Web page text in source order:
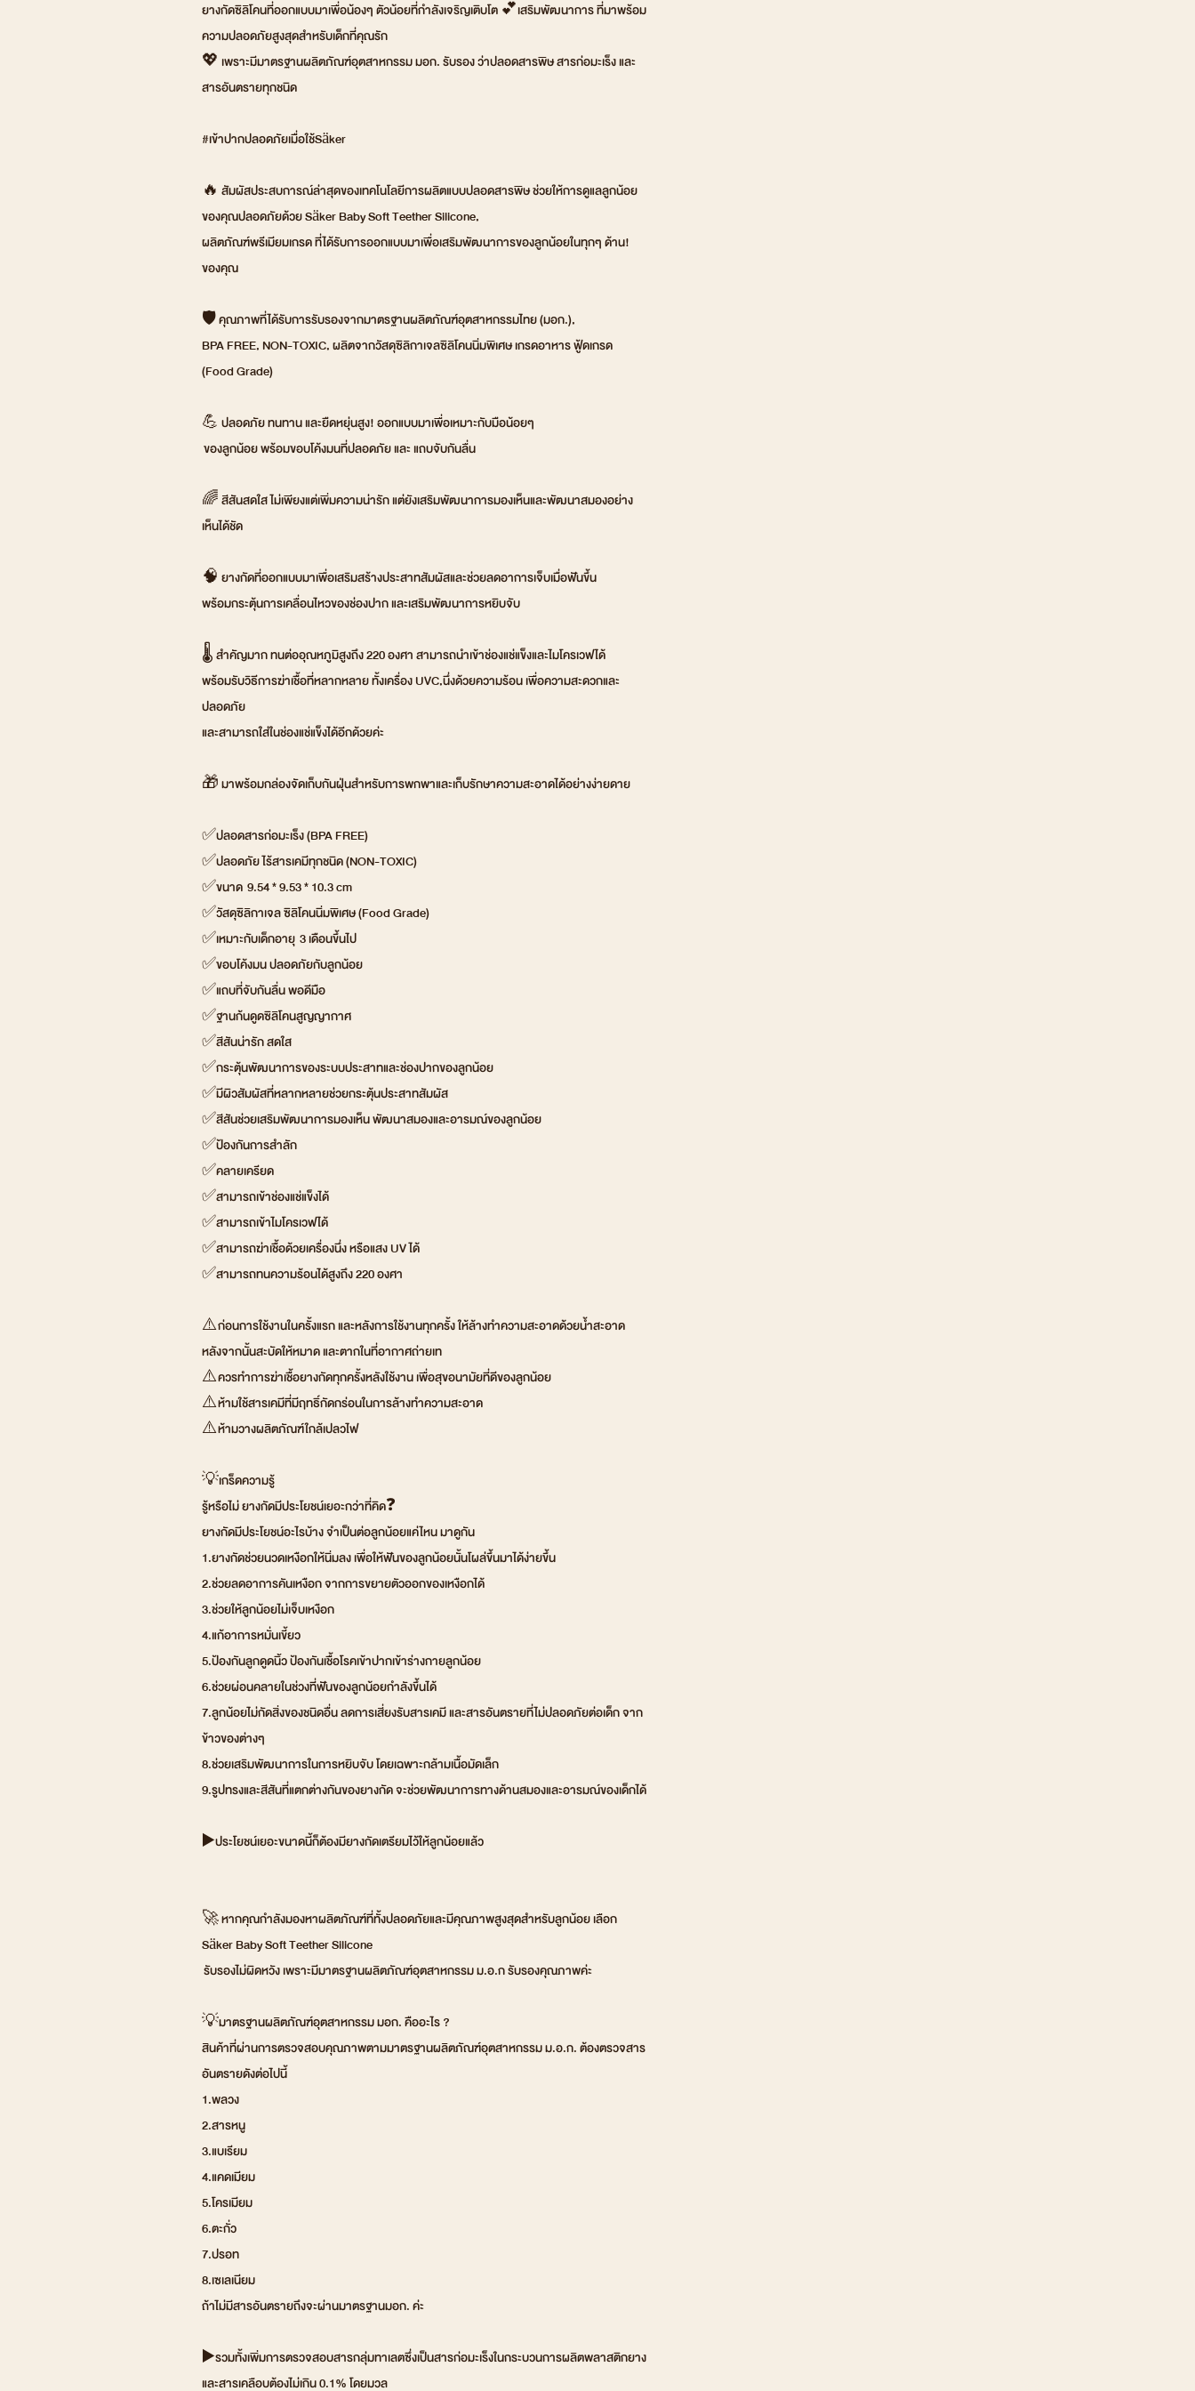
ยางกัดซิลิโคนที่ออกแบบมาเพื่อน้องๆ ตัวน้อยที่กำลังเจริญเติบโต 💕เสริมพัฒนาการ ที่มาพร้อม
ความปลอดภัยสูงสุดสำหรับเด็กที่คุณรัก
💖 เพราะมีมาตรฐานผลิตภัณฑ์อุตสาหกรรม มอก. รับรอง ว่าปลอดสารพิษ สารก่อมะเร็ง และ
สารอันตรายทุกชนิด
#เข้าปากปลอดภัยเมื่อใช้Säker
🔥 สัมผัสประสบการณ์ล่าสุดของเทคโนโลยีการผลิตแบบปลอดสารพิษ ช่วยให้การดูแลลูกน้อย
ของคุณปลอดภัยด้วย Säker Baby Soft Teether Silicone,
ผลิตภัณฑ์พรีเมียมเกรด ที่ได้รับการออกแบบมาเพื่อเสริมพัฒนาการของลูกน้อยในทุกๆ ด้าน!
ของคุณ
🛡️ คุณภาพที่ได้รับการรับรองจากมาตรฐานผลิตภัณฑ์อุตสาหกรรมไทย (มอก.),
BPA FREE, NON-TOXIC, ผลิตจากวัสดุซิลิกาเจลซิลิโคนนิ่มพิเศษ เกรดอาหาร ฟู้ดเกรด
(Food Grade)
💪 ปลอดภัย ทนทาน และยืดหยุ่นสูง! ออกแบบมาเพื่อเหมาะกับมือน้อยๆ
ของลูกน้อย พร้อมขอบโค้งมนที่ปลอดภัย และ แถบจับกันลื่น
🌈 สีสันสดใส ไม่เพียงแต่เพิ่มความน่ารัก แต่ยังเสริมพัฒนาการมองเห็นและพัฒนาสมองอย่าง
เห็นได้ชัด
🧠 ยางกัดที่ออกแบบมาเพื่อเสริมสร้างประสาทสัมผัสและช่วยลดอาการเจ็บเมื่อฟันขึ้น
พร้อมกระตุ้นการเคลื่อนไหวของช่องปาก และเสริมพัฒนาการหยิบจับ
🌡️ สำคัญมาก ทนต่ออุณหภูมิสูงถึง 220 องศา สามารถนำเข้าช่องแช่แข็งและไมโครเวฟได้
พร้อมรับวิธีการฆ่าเชื้อที่หลากหลาย ทั้งเครื่อง UVC,นึ่งด้วยความร้อน เพื่อความสะดวกและ
ปลอดภัย
และสามารถใส่ในช่องแช่แข็งได้อีกด้วยค่ะ
🎁 มาพร้อมกล่องจัดเก็บกันฝุ่นสำหรับการพกพาและเก็บรักษาความสะอาดได้อย่างง่ายดาย
✅ปลอดสารก่อมะเร็ง (BPA FREE)
✅ปลอดภัย ไร้สารเคมีทุกชนิด (NON-TOXIC)
✅ขนาด 9.54 * 9.53 * 10.3 cm
✅วัสดุซิลิกาเจล ซิลิโคนนิ่มพิเศษ (Food Grade)
✅เหมาะกับเด็กอายุ 3 เดือนขึ้นไป
✅ขอบโค้งมน ปลอดภัยกับลูกน้อย
✅แถบที่จับกันลื่น พอดีมือ
✅ฐานก้นดูดซิลิโคนสูญญากาศ
✅สีสันน่ารัก สดใส
✅กระตุ้นพัฒนาการของระบบประสาทและช่องปากของลูกน้อย
✅มีผิวสัมผัสที่หลากหลายช่วยกระตุ้นประสาทสัมผัส
✅สีสันช่วยเสริมพัฒนาการมองเห็น พัฒนาสมองและอารมณ์ของลูกน้อย
✅ป้องกันการสำลัก
✅คลายเครียด
✅สามารถเข้าช่องแช่แข็งได้
✅สามารถเข้าไมโครเวฟได้
✅สามารถฆ่าเชื้อด้วยเครื่องนึ่ง หรือแสง UV ได้
✅สามารถทนความร้อนได้สูงถึง 220 องศา
⚠️ก่อนการใช้งานในครั้งแรก และหลังการใช้งานทุกครั้ง ให้ล้างทำความสะอาดด้วยน้ำสะอาด
หลังจากนั้นสะบัดให้หมาด และตากในที่อากาศถ่ายเท
⚠️ควรทำการฆ่าเชื้อยางกัดทุกครั้งหลังใช้งาน เพื่อสุขอนามัยที่ดีของลูกน้อย
⚠️ห้ามใช้สารเคมีที่มีฤทธิ์กัดกร่อนในการล้างทำความสะอาด
⚠️ห้ามวางผลิตภัณฑ์ใกล้เปลวไฟ
💡เกร็ดความรู้
รู้หรือไม่ ยางกัดมีประโยชน์เยอะกว่าที่คิด❓
ยางกัดมีประโยชน์อะไรบ้าง จำเป็นต่อลูกน้อยแค่ไหน มาดูกัน
1.ยางกัดช่วยนวดเหงือกให้นิ่มลง เพื่อให้ฟันของลูกน้อยนั้นโผล่ขึ้นมาได้ง่ายขึ้น
2.ช่วยลดอาการคันเหงือก จากการขยายตัวออกของเหงือกได้
3.ช่วยให้ลูกน้อยไม่เจ็บเหงือก
4.แก้อาการหมั่นเขี้ยว
5.ป้องกันลูกดูดนิ้ว ป้องกันเชื้อโรคเข้าปากเข้าร่างกายลูกน้อย
6.ช่วยผ่อนคลายในช่วงที่ฟันของลูกน้อยกำลังขึ้นได้
7.ลูกน้อยไม่กัดสิ่งของชนิดอื่น ลดการเสี่ยงรับสารเคมี และสารอันตรายที่ไม่ปลอดภัยต่อเด็ก จาก
ข้าวของต่างๆ
8.ช่วยเสริมพัฒนาการในการหยิบจับ โดยเฉพาะกล้ามเนื้อมัดเล็ก
9.รูปทรงและสีสันที่แตกต่างกันของยางกัด จะช่วยพัฒนาการทางด้านสมองและอารมณ์ของเด็กได้
▶️ประโยชน์เยอะขนาดนี้ก็ต้องมียางกัดเตรียมไว้ให้ลูกน้อยแล้ว
🚀 หากคุณกำลังมองหาผลิตภัณฑ์ที่ทั้งปลอดภัยและมีคุณภาพสูงสุดสำหรับลูกน้อย เลือก
Säker Baby Soft Teether Silicone
รับรองไม่ผิดหวัง เพราะมีมาตรฐานผลิตภัณฑ์อุตสาหกรรม ม.อ.ก รับรองคุณภาพค่ะ
💡มาตรฐานผลิตภัณฑ์อุตสาหกรรม มอก. คืออะไร ?
สินค้าที่ผ่านการตรวจสอบคุณภาพตามมาตรฐานผลิตภัณฑ์อุตสาหกรรม ม.อ.ก. ต้องตรวจสาร
อันตรายดังต่อไปนี้
1.พลวง
2.สารหนู
3.แบเรียม
4.แคดเมียม
5.โครเมียม
6.ตะกั่ว
7.ปรอท
8.เซเลเนียม
ถ้าไม่มีสารอันตรายถึงจะผ่านมาตรฐานมอก. ค่ะ
▶️รวมทั้งเพิ่มการตรวจสอบสารกลุ่มทาเลตซึ่งเป็นสารก่อมะเร็งในกระบวนการผลิตพลาสติกยาง
และสารเคลือบต้องไม่เกิน 0.1% โดยมวล